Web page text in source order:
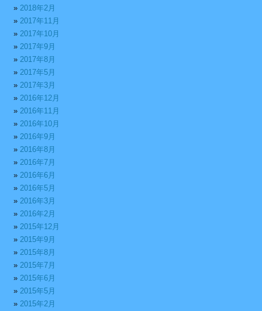
2018年2月
2017年11月
2017年10月
2017年9月
2017年8月
2017年5月
2017年3月
2016年12月
2016年11月
2016年10月
2016年9月
2016年8月
2016年7月
2016年6月
2016年5月
2016年3月
2016年2月
2015年12月
2015年9月
2015年8月
2015年7月
2015年6月
2015年5月
2015年2月